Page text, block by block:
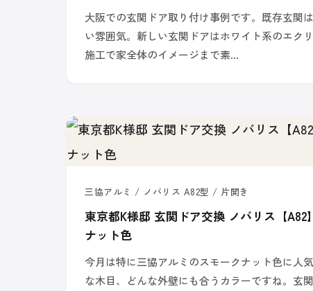
大阪での玄関ドア取り付け事例です。既存玄関
い雰囲気。新しい玄関ドアはホワイト系のエク
施工で家全体のイメージまで素…
三協アルミ / ノバリス A82型 / 片開き
東京都K様邸 玄関ドア交換 ノバリス【A82
ナット色
今月は特に三協アルミのスモークナット色に人
な木目、どんな外壁にも合うカラーですね。玄